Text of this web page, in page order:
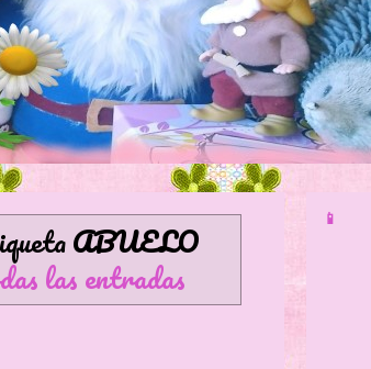
ABUELO
las entradas
📱